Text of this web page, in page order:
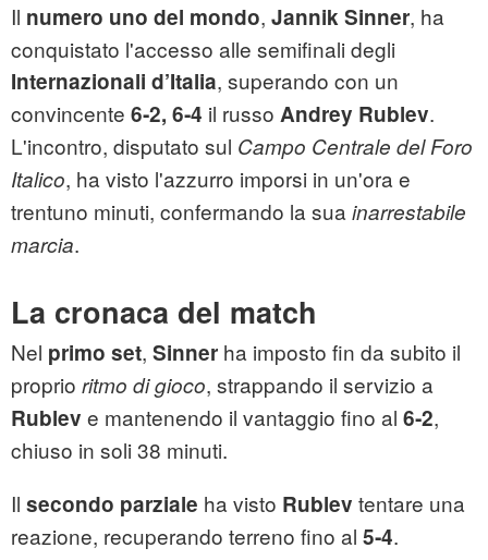
Il numero uno del mondo, Jannik Sinner, ha
conquistato l'accesso alle semifinali degli
Internazionali d’Italia, superando con un
convincente 6‑2, 6‑4 il russo Andrey Rublev.
L'incontro, disputato sul Campo Centrale del Foro
Italico, ha visto l'azzurro imporsi in un'ora e
trentuno minuti, confermando la sua inarrestabile
marcia.
La cronaca del match
Nel primo set, Sinner ha imposto fin da subito il
proprio ritmo di gioco, strappando il servizio a
Rublev e mantenendo il vantaggio fino al 6‑2,
chiuso in soli 38 minuti.
Il secondo parziale ha visto Rublev tentare una
reazione, recuperando terreno fino al 5‑4.